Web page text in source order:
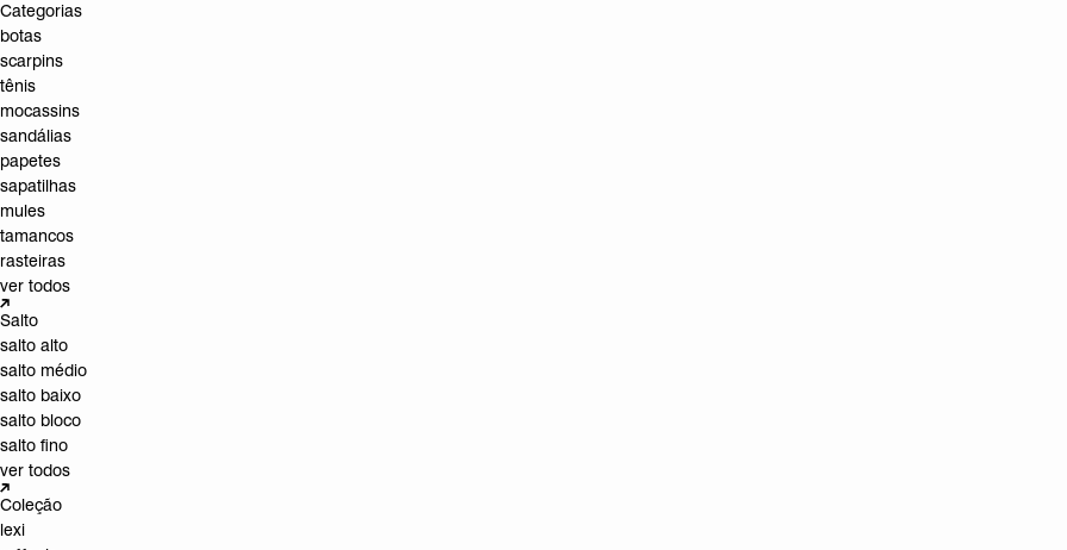
Categorias
botas
scarpins
tênis
mocassins
sandálias
papetes
sapatilhas
mules
tamancos
rasteiras
ver todos
Salto
salto alto
salto médio
salto baixo
salto bloco
salto fino
ver todos
Coleção
lexi